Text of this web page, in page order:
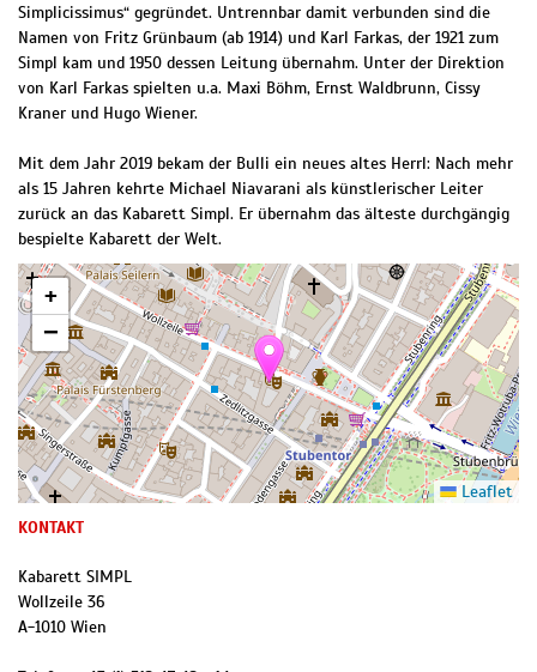
Simplicissimus“ gegründet. Untrennbar damit verbunden sind die
Namen von Fritz Grünbaum (ab 1914) und Karl Farkas, der 1921 zum
Simpl kam und 1950 dessen Leitung übernahm. Unter der Direktion
von Karl Farkas spielten u.a. Maxi Böhm, Ernst Waldbrunn, Cissy
Kraner und Hugo Wiener.
Mit dem Jahr 2019 bekam der Bulli ein neues altes Herrl: Nach mehr
als 15 Jahren kehrte Michael Niavarani als künstlerischer Leiter
zurück an das Kabarett Simpl. Er übernahm das älteste durchgängig
bespielte Kabarett der Welt.
+
−
Leaflet
KONTAKT
Kabarett SIMPL
Wollzeile 36
A-1010 Wien